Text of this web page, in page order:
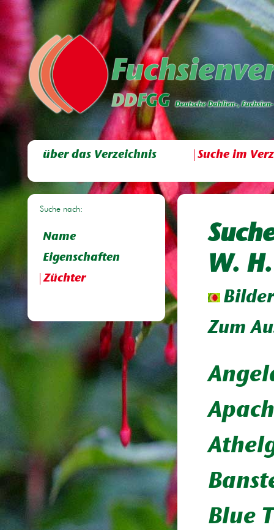
über das Verzeichnis Suche im
Suche nach:
Name
Eigenschaften
Züchter
W. H.
Zum
Blue